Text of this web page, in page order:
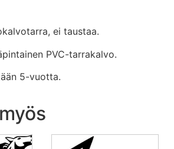
ei taustaa.
PVC-tarrakalvo.
5-vuotta.